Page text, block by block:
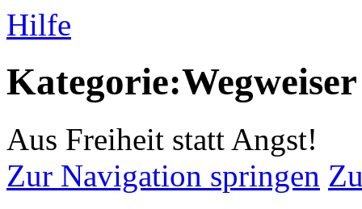
Hilfe
Kategorie:Wegweiser
Aus Freiheit statt Angst!
Zur Navigation springen